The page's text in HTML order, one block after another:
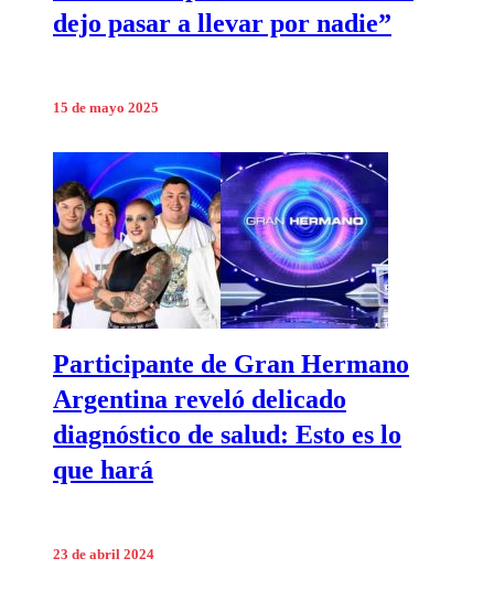
dejo pasar a llevar por nadie”
15 de mayo 2025
Participante de Gran Hermano
Argentina reveló delicado
diagnóstico de salud: Esto es lo
que hará
23 de abril 2024